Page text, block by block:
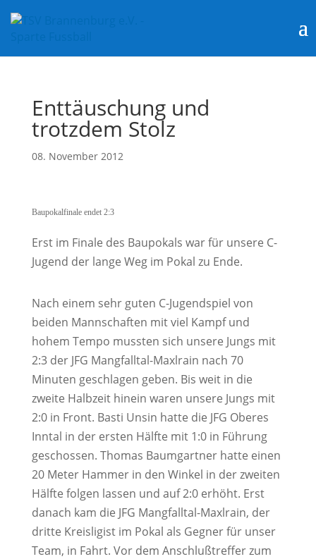
Enttäuschung und
trotzdem Stolz
08. November 2012
Baupokalfinale endet 2:3
Erst im Finale des Baupokals war für unsere C-
Jugend der lange Weg im Pokal zu Ende.
Nach einem sehr guten C-Jugendspiel von
beiden Mannschaften mit viel Kampf und
hohem Tempo mussten sich unsere Jungs mit
2:3 der JFG Mangfalltal-Maxlrain nach 70
Minuten geschlagen geben. Bis weit in die
zweite Halbzeit hinein waren unsere Jungs mit
2:0 in Front. Basti Unsin hatte die JFG Oberes
Inntal in der ersten Hälfte mit 1:0 in Führung
geschossen. Thomas Baumgartner hatte einen
20 Meter Hammer in den Winkel in der zweiten
Hälfte folgen lassen und auf 2:0 erhöht. Erst
danach kam die JFG Mangfalltal-Maxlrain, der
dritte Kreisligist im Pokal als Gegner für unser
Team, in Fahrt. Vor dem Anschlußtreffer zum